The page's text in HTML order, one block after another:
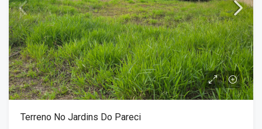
Terreno No Jardins Do Pareci